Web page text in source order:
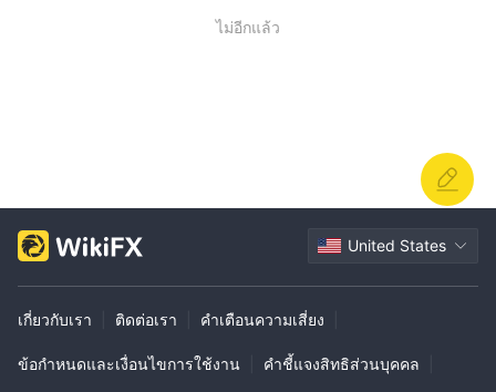
ผู้ใช้งานยังสามารถเข้าร่วมการซื้อขาย
กลุ่มสินทรัพย์นี้มีโอกาสในการพิจารณาและป้องกันตัวเองจากการ
นอกจากนี้แพลตฟอร์มยังให้การเข้าถึงกองทุนรวมผ่านความร่วมมือ
กับผู้ให้บริการกองทุนชั้นนำ เพื่อให้ผู้ใช้ลงทุนในพอร์ตโฟลิโอที่ถูก
จัดการโดยมืออาชีพ ซึ่งครอบคลุมคลาสสินทรัพย์และกลยุทธ์การลงทุน
นอกจากนี้ผู้ใช้สามารถซื้อขายหลักทรัพย์รายได้คงที่
และหนี้สหรัฐ เพื่อความหลากหลายในพอร์ตการลงทุนและสร้างราย
ไม่อีกแล้ว
United States
เกี่ยวกับเรา ติดต่อเรา คำเตือนความเสี่ยง
ข้อกำหนดและเงื่อนไขการใช้งาน คำชี้แจงสิทธิส่วนบุคคล